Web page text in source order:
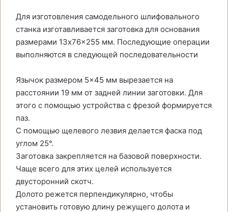
Для изготовления самодельного шлифовального
станка изготавливается заготовка для основания
размерами 13x76x255 мм. Последующие операции
выполняются в следующей последовательности
Язычок размером 5×45 мм вырезается на
расстоянии 19 мм от задней линии заготовки. Для
этого с помощью устройства с фрезой формируется
паз.
С помощью щелевого лезвия делается фаска под
углом 25°.
Заготовка закрепляется на базовой поверхности.
Чаще всего для этих целей используется
двусторонний скотч.
Долото режется перпендикулярно, чтобы
установить готовую длину режущего долота и